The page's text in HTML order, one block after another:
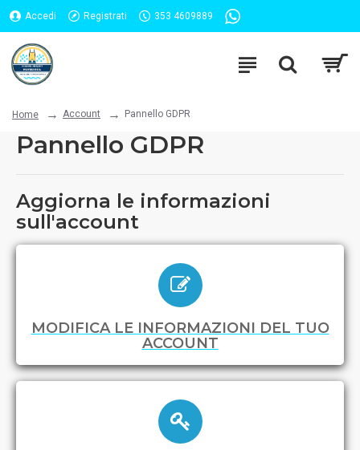
Accedi Registrati 353 4609889
Home Account Pannello GDPR
Pannello GDPR
Aggiorna le informazioni
sull'account
MODIFICA LE INFORMAZIONI DEL TUO
ACCOUNT